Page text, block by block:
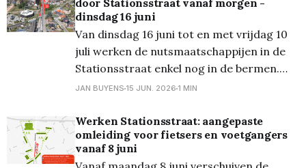
even de website van de
door Stationsstraat vanaf morgen -
dinsdag 16 juni
Van dinsdag 16 juni tot en met vrijdag 10
juli werken de nutsmaatschappijen in de
Stationsstraat enkel nog in de bermen.
Fietsers en voetgangers kunnen dan
straat. Ook het kruispunt met de Pijlstraat
noord gaat weer open. Ook in deze fase
blijft autoverkeer in
JAN BUYENS 15 JUN. 2026 1 MIN
Werken Stationsstraat: aangepaste
omleiding voor fietsers en voetgangers
vanaf 8 juni